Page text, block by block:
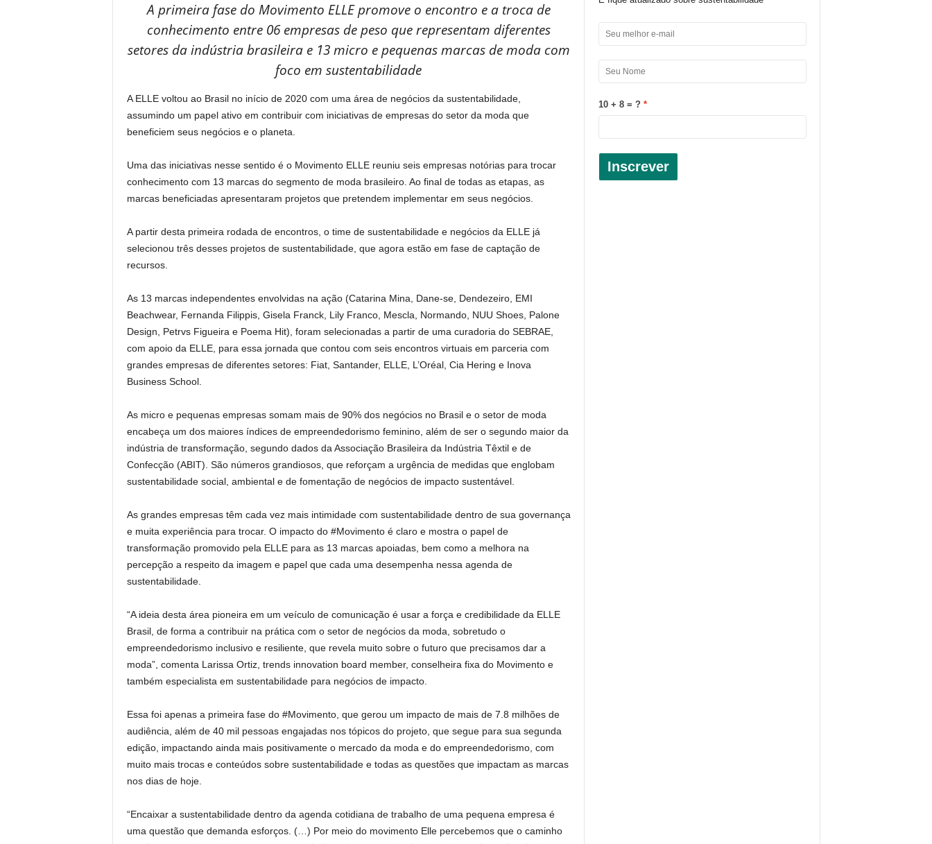
A primeira fase do Movimento ELLE promove o encontro e a troca de
conhecimento entre 06 empresas de peso que representam diferentes
setores da indústria brasileira e 13 micro e pequenas marcas de moda com
foco em sustentabilidade
A ELLE voltou ao Brasil no início de 2020 com uma área de negócios da sustentabilidade,
assumindo um papel ativo em contribuir com iniciativas de empresas do setor da moda que
beneficiem seus negócios e o planeta.
Uma das iniciativas nesse sentido é o Movimento ELLE reuniu seis empresas notórias para trocar
conhecimento com 13 marcas do segmento de moda brasileiro. Ao final de todas as etapas, as
marcas beneficiadas apresentaram projetos que pretendem implementar em seus negócios.
A partir desta primeira rodada de encontros, o time de sustentabilidade e negócios da ELLE já
selecionou três desses projetos de sustentabilidade, que agora estão em fase de captação de
recursos.
As 13 marcas independentes envolvidas na ação (Catarina Mina, Dane-se, Dendezeiro, EMI
Beachwear, Fernanda Filippis, Gisela Franck, Lily Franco, Mescla, Normando, NUU Shoes, Palone
Design, Petrvs Figueira e Poema Hit), foram selecionadas a partir de uma curadoria do SEBRAE,
com apoio da ELLE, para essa jornada que contou com seis encontros virtuais em parceria com
grandes empresas de diferentes setores: Fiat, Santander, ELLE, L’Oréal, Cia Hering e Inova
Business School.
As micro e pequenas empresas somam mais de 90% dos negócios no Brasil e o setor de moda
encabeça um dos maiores índices de empreendedorismo feminino, além de ser o segundo maior da
indústria de transformação, segundo dados da Associação Brasileira da Indústria Têxtil e de
Confecção (ABIT). São números grandiosos, que reforçam a urgência de medidas que englobam
sustentabilidade social, ambiental e de fomentação de negócios de impacto sustentável.
As grandes empresas têm cada vez mais intimidade com sustentabilidade dentro de sua governança
e muita experiência para trocar. O impacto do #Movimento é claro e mostra o papel de
transformação promovido pela ELLE para as 13 marcas apoiadas, bem como a melhora na
percepção a respeito da imagem e papel que cada uma desempenha nessa agenda de
sustentabilidade.
“A ideia desta área pioneira em um veículo de comunicação é usar a força e credibilidade da ELLE
Brasil, de forma a contribuir na prática com o setor de negócios da moda, sobretudo o
empreendedorismo inclusivo e resiliente, que revela muito sobre o futuro que precisamos dar a
moda”, comenta Larissa Ortiz, trends innovation board member, conselheira fixa do Movimento e
também especialista em sustentabilidade para negócios de impacto.
Essa foi apenas a primeira fase do #Movimento, que gerou um impacto de mais de 7.8 milhões de
audiência, além de 40 mil pessoas engajadas nos tópicos do projeto, que segue para sua segunda
edição, impactando ainda mais positivamente o mercado da moda e do empreendedorismo, com
muito mais trocas e conteúdos sobre sustentabilidade e todas as questões que impactam as marcas
nos dias de hoje.
“Encaixar a sustentabilidade dentro da agenda cotidiana de trabalho de uma pequena empresa é
uma questão que demanda esforços. (…) Por meio do movimento Elle percebemos que o caminho
10 + 8 = ?
Inscrever